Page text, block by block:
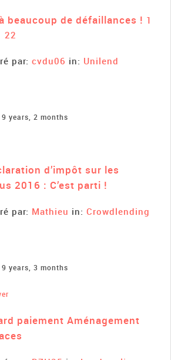
beaucoup de défaillances ! 1
22
par: cvdu06 in: Unilend
years, 2 months
d’impôt sur les
2016 : C’est parti !
par: Mathieu in: Crowdlending
years, 3 months
paiement Aménagement